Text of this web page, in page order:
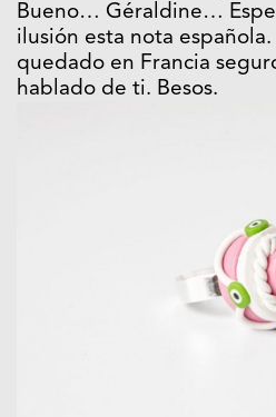
Bueno… Géraldine…
ilusión esta nota
quedado en Francia
hablado de ti. Besos.